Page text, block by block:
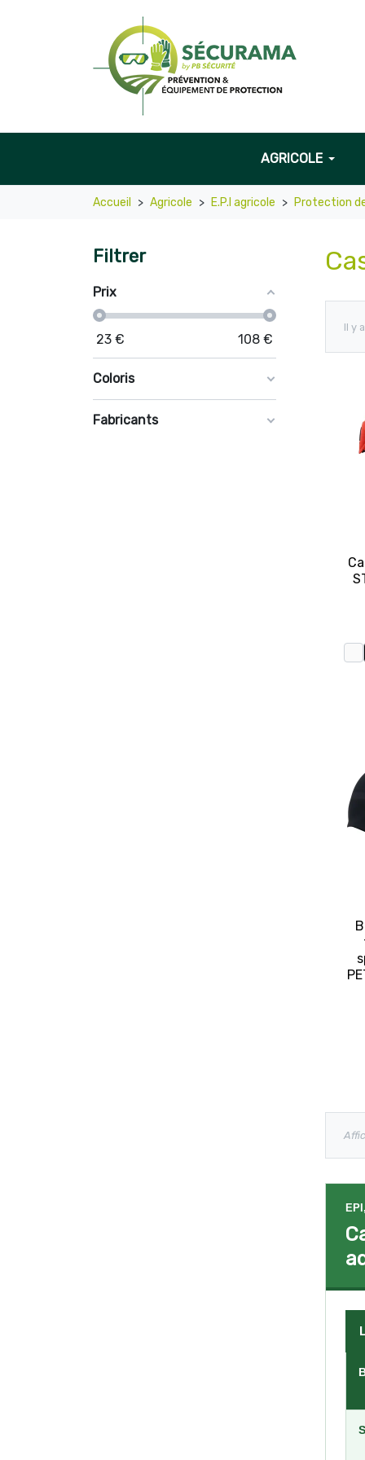
AGRICOLE
Accueil Agricole E.P.I agricole Protection
Filtrer
Prix
23 € 108 €
Coloris
Fabricants
Il y